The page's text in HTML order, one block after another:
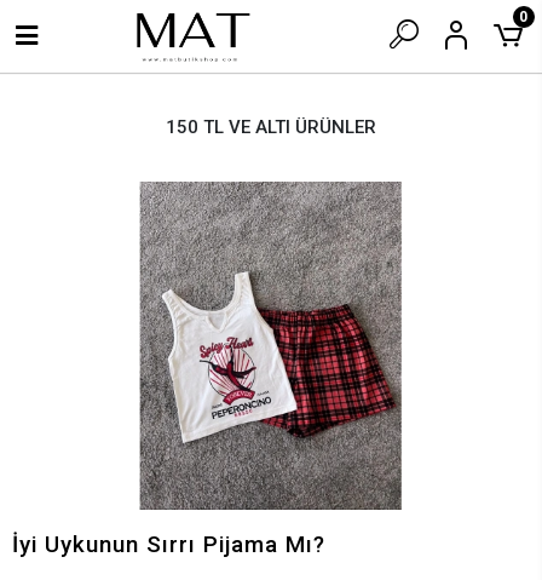
0
150 TL VE ALTI ÜRÜNLER
İyi Uykunun Sırrı Pijama Mı?